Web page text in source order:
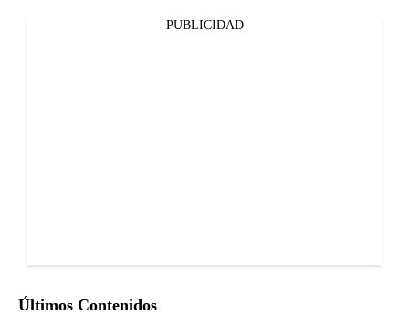
PUBLICIDAD
Últimos Contenidos